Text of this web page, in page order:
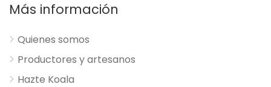
Más información
Quienes somos
Productores y artesanos
Hazte Koala